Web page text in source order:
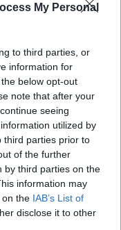
My Personal
to third parties, or
information for
below opt-out
note that after your
seeing
utilized by
third parties prior to
of the further
by third parties on the
information may
on the IAB’s List of
disclose it to other
abusivi per
privi del permesso di
riscontrate dai
due imprenditori
un'attività è stata
ammende per 10mila
durante una serie